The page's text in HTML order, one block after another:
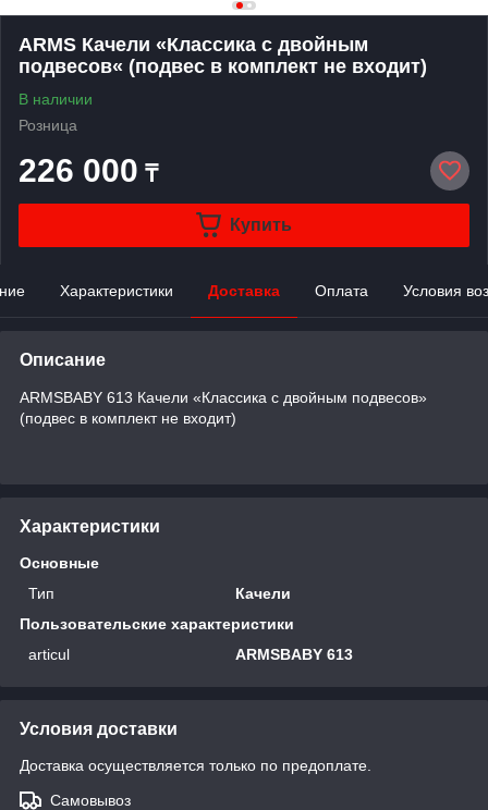
ARMS Качели «Классика с двойным
подвесов« (подвес в комплект не входит)
В наличии
Розница
226 000 ₸
Купить
Характеристики Доставка Оплата Условия
Описание
ARMSBABY 613 Качели «Классика с двойным подвесов»
(подвес в комплект не входит)
Характеристики
Основные
Тип
Качели
Пользовательские характеристики
articul
ARMSBABY 613
Условия доставки
Доставка осуществляется только по предоплате.
Самовывоз